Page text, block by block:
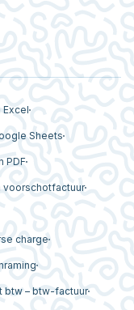
Excel
Sheets
PDF
voorschotfactuur
charge
btw – btw-factuur